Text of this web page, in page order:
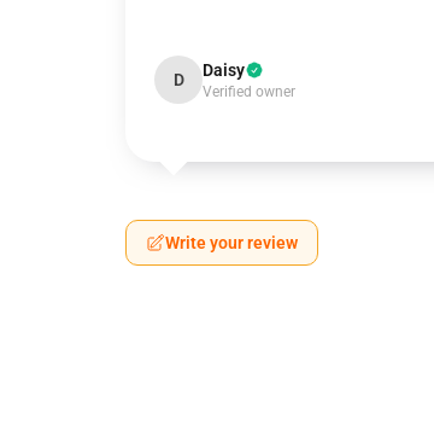
D Daisy
Verified owner
Write your review